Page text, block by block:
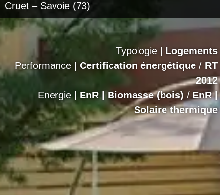
Cruet – Savoie (73)
Typologie | Logements
Performance | Certification énergétique / RT
2012
Energie | EnR | Biomasse (bois) / EnR |
Solaire thermique